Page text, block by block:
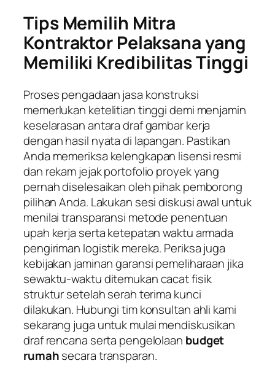
Tips Memilih Mitra
Kontraktor Pelaksana yang
Memiliki Kredibilitas Tinggi
Proses pengadaan jasa konstruksi
memerlukan ketelitian tinggi demi menjamin
keselarasan antara draf gambar kerja
dengan hasil nyata di lapangan. Pastikan
Anda memeriksa kelengkapan lisensi resmi
dan rekam jejak portofolio proyek yang
pernah diselesaikan oleh pihak pemborong
pilihan Anda. Lakukan sesi diskusi awal untuk
menilai transparansi metode penentuan
upah kerja serta ketepatan waktu armada
pengiriman logistik mereka. Periksa juga
kebijakan jaminan garansi pemeliharaan jika
sewaktu-waktu ditemukan cacat fisik
struktur setelah serah terima kunci
dilakukan. Hubungi tim konsultan ahli kami
sekarang juga untuk mulai mendiskusikan
draf rencana serta pengelolaan budget
rumahsecara transparan.